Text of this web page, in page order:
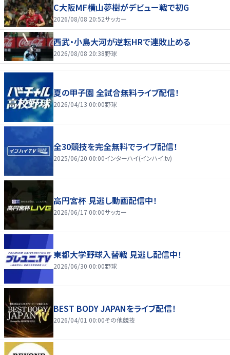
C大阪MF横山夢樹がデビュー戦で初G
2026/08/08 20:52サッカー
西武・小島大河が逆転HRで連敗止める
2026/08/08 20:38野球
夏の甲子園 全試合無料ライブ配信！
2026/04/13 00:00野球
全30競技を完全無料でライブ配信！
2025/06/20 00:00インターハイ(インハイ.tv)
高円宮杯 見逃し動画配信中！
2026/06/17 00:00サッカー
東都大学野球入替戦 見逃し配信中！
2026/06/30 00:00野球
BEST BODY JAPANをライブ配信！
2026/04/01 00:00その他競技